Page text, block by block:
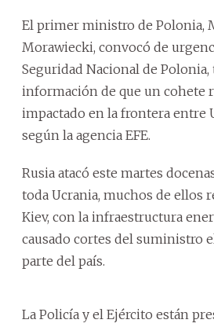
El primer ministro de Polonia,
Morawiecki, convocó de
Seguridad Nacional de
información de que un cohete
impactado en la frontera entre
según la agencia EFE.
Rusia atacó este martes
toda Ucrania, muchos de ellos
Kiev, con la infraestructura
causado cortes del suministro
parte del país.
La Policía y el Ejército están